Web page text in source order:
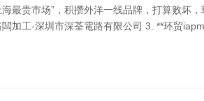
最贵市场”，积攒外洋一线品牌，打算败
加工-深圳市深荃電路有限公司 3. **环贸